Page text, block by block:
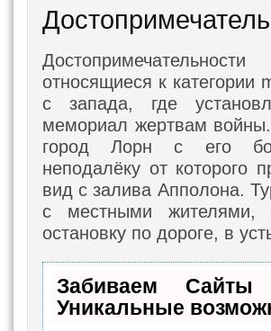
относящиеся к категории
с запада, где
мемориал жертвам
город Лорн с его
неподалёку от которого
вид с залива Апполона.
с местными жителями,
остановку по дороге, в
Забиваем
Уникальные